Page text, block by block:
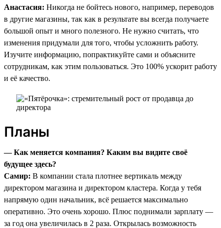
Анастасия: Никогда не бойтесь нового, например, переводов
в другие магазины, так как в результате вы всегда получаете
большой опыт и много полезного. Не нужно считать, что
изменения придумали для того, чтобы усложнить работу.
Изучите информацию, попрактикуйте сами и объясните
сотрудникам, как этим пользоваться. Это 100% ускорит работу
и её качество.
Планы
— Как меняется компания? Каким вы видите своё
будущее здесь?
Самир: В компании стала плотнее вертикаль между
директором магазина и директором кластера. Когда у тебя
напрямую один начальник, всё решается максимально
оперативно. Это очень хорошо. Плюс поднимали зарплату —
за год она увеличилась в 2 раза. Открылась возможность